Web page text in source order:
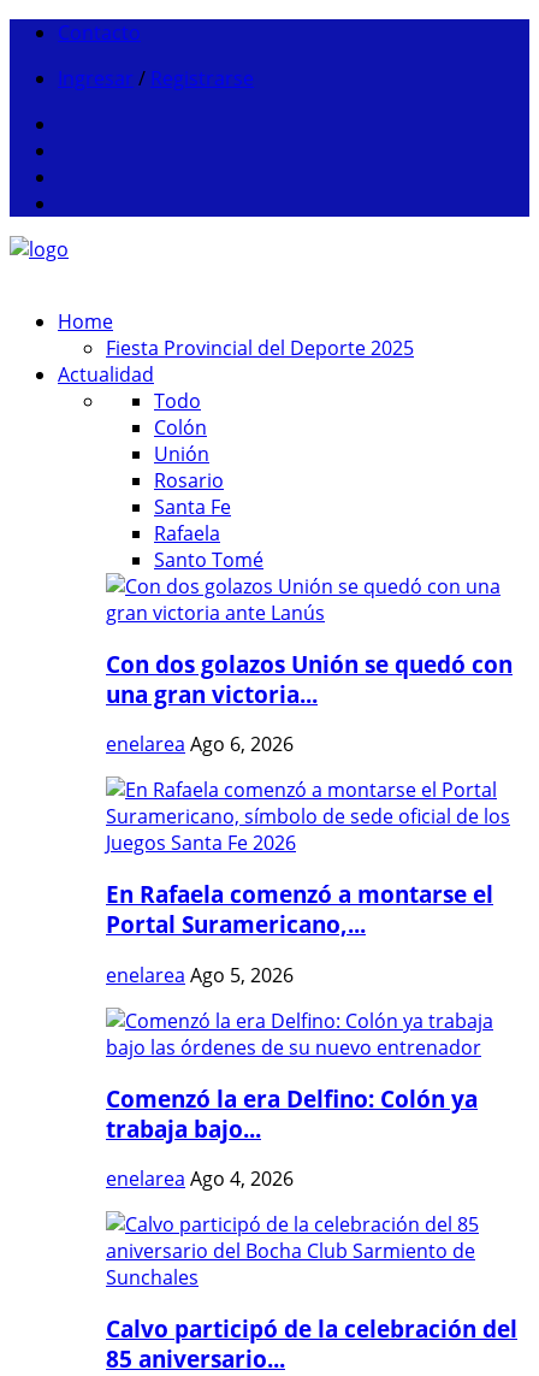
Contacto
Ingresar / Registrarse
Home
Fiesta Provincial del Deporte 2025
Actualidad
Todo
Colón
Unión
Rosario
Santa Fe
Rafaela
Santo Tomé
Con dos golazos Unión se quedó con
una gran victoria...
enelarea Ago 6, 2026
En Rafaela comenzó a montarse el
Portal Suramericano,...
enelarea Ago 5, 2026
Comenzó la era Delfino: Colón ya
trabaja bajo...
enelarea Ago 4, 2026
Calvo participó de la celebración del
85 aniversario...